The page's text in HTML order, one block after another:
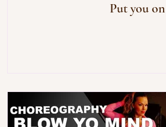
Put you on